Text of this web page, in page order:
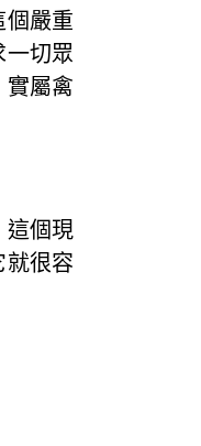
嚴重
切眾
屬禽
這個現
很容